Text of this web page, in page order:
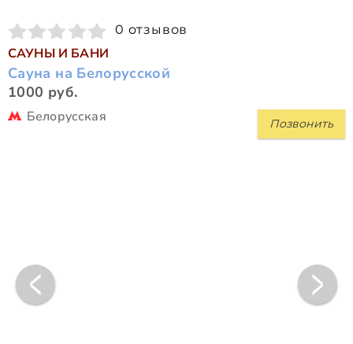
0 отзывов
САУНЫ И БАНИ
Сауна на Белорусской
1000 руб.
Позвонить
Белорусская